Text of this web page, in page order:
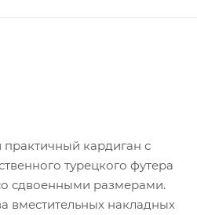
кардиган с
турецкого футера
сдвоенными размерами.
вместительных накладных